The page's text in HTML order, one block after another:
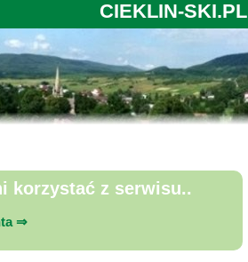
CIEKLIN-SKI.PL
korzystać z serwisu..
⇒